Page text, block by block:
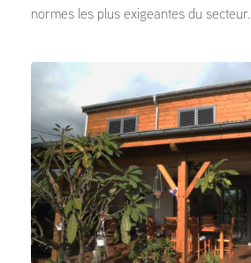
normes les plus exigeantes du secteur.